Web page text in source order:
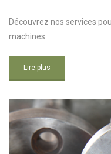
Découvrez nos services
machines.
Lire plus